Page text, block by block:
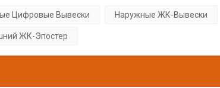
Цифровые Вывески Наружные ЖК-Вывески
ЖК-Эпостер